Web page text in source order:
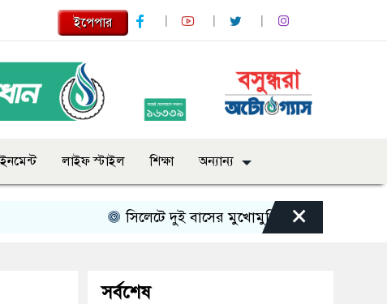
ইপেপার
লাইফ স্টাইল শিক্ষা অন্যান্য
সিলেটে দুই বাসের মুখোমুখি সংঘর্ষে নিহত বেড়ে ৯
×
সর্বশেষ